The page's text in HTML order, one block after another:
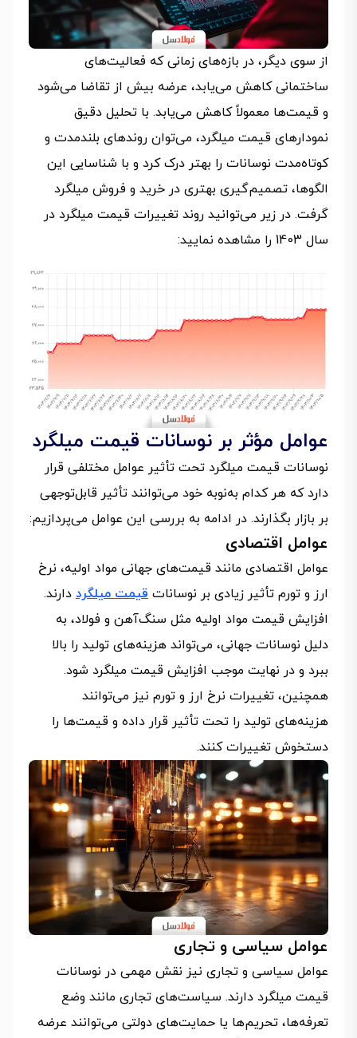
از سوی دیگر، در بازه‌های زمانی که فعالیت‌های
ساختمانی کاهش می‌یابد، عرضه بیش از تقاضا می‌شود
و قیمت‌ها معمولاً کاهش می‌یابد. با تحلیل دقیق
نمودارهای قیمت میلگرد، می‌توان روندهای بلندمدت و
کوتاه‌مدت نوسانات را بهتر درک کرد و با شناسایی این
الگوها، تصمیم‌گیری بهتری در خرید و فروش میلگرد
گرفت. در زیر می‌توانید روند تغییرات قیمت میلگرد در
سال 1403 را مشاهده نمایید:
عوامل مؤثر بر نوسانات قیمت میلگرد
نوسانات قیمت میلگرد تحت تأثیر عوامل مختلفی قرار
دارد که هر کدام به‌نوبه خود می‌توانند تأثیر قابل‌توجهی
بر بازار بگذارند. در ادامه به بررسی این عوامل می‌پردازیم:
عوامل اقتصادی
عوامل اقتصادی مانند قیمت‌های جهانی مواد اولیه، نرخ
ارز و تورم تأثیر زیادی بر نوسانات قیمت میلگرد دارند.
افزایش قیمت مواد اولیه مثل سنگ‌آهن و فولاد، به
دلیل نوسانات جهانی، می‌تواند هزینه‌های تولید را بالا
ببرد و در نهایت موجب افزایش قیمت میلگرد شود.
همچنین، تغییرات نرخ ارز و تورم نیز می‌توانند
هزینه‌های تولید را تحت تأثیر قرار داده و قیمت‌ها را
دستخوش تغییرات کنند.
عوامل سیاسی و تجاری
عوامل سیاسی و تجاری نیز نقش مهمی در نوسانات
قیمت میلگرد دارند. سیاست‌های تجاری مانند وضع
تعرفه‌ها، تحریم‌ها یا حمایت‌های دولتی می‌توانند عرضه